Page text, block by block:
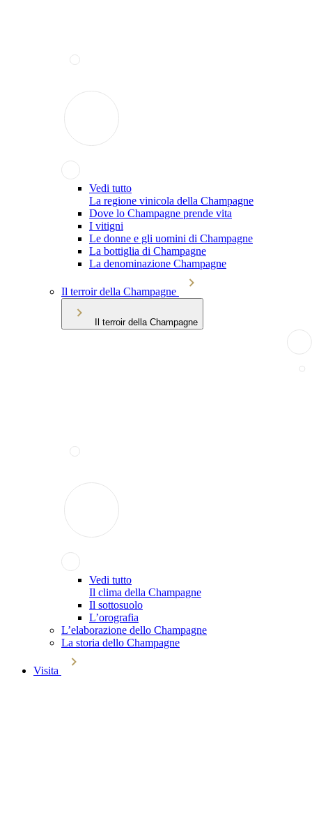
Vedi tutto
La regione vinicola della Champagne
Dove lo Champagne prende vita
I vitigni
Le donne e gli uomini di Champagne
La bottiglia di Champagne
La denominazione Champagne
Il terroir della Champagne
Il terroir della Champagne
Vedi tutto
Il clima della Champagne
Il sottosuolo
L’orografia
L’elaborazione dello Champagne
La storia dello Champagne
Visita